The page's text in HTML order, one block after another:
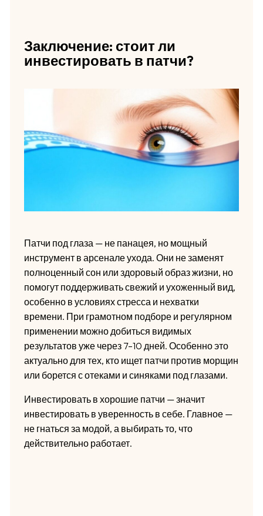
Заключение: стоит ли
инвестировать в патчи?
Патчи под глаза — не панацея, но мощный
инструмент в арсенале ухода. Они не заменят
полноценный сон или здоровый образ жизни, но
помогут поддерживать свежий и ухоженный вид,
особенно в условиях стресса и нехватки
времени. При грамотном подборе и регулярном
применении можно добиться видимых
результатов уже через 7–10 дней. Особенно это
актуально для тех, кто ищет патчи против морщин
или борется с отеками и синяками под глазами.
Инвестировать в хорошие патчи — значит
инвестировать в уверенность в себе. Главное —
не гнаться за модой, а выбирать то, что
действительно работает.